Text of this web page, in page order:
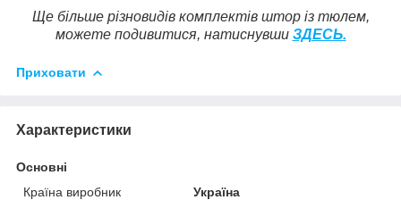
Ще більше різновидів комплектів штор із тюлем,
можете подивитися, натиснувши ЗДЕСЬ.
Приховати
Характеристики
Основні
Країна виробник
Україна